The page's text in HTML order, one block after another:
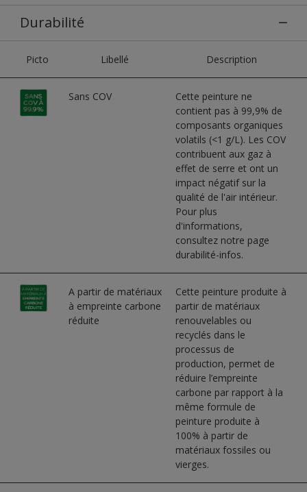
Durabilité
Picto Libellé Description
Sans COV
Cette peinture ne
contient pas à 99,9% de
composants organiques
volatils (<1 g/L). Les COV
contribuent aux gaz à
effet de serre et ont un
impact négatif sur la
qualité de l'air intérieur.
Pour plus
d'informations,
consultez notre page
durabilité-infos.
A partir de matériaux
à empreinte carbone
réduite
Cette peinture produite à
partir de matériaux
renouvelables ou
recyclés dans le
processus de
production, permet de
réduire l’empreinte
carbone par rapport à la
même formule de
peinture produite à
100% à partir de
matériaux fossiles ou
vierges.